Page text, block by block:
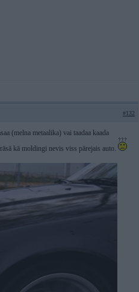
#132
(melna metaalika) vai taadaa kaada
kā moldingi nevis viss pārejais auto.